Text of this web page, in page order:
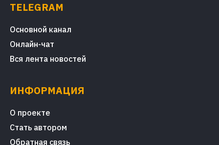
TELEGRAM
Основной канал
Онлайн-чат
Вся лента новостей
ИНФОРМАЦИЯ
О проекте
Стать автором
Обратная связь